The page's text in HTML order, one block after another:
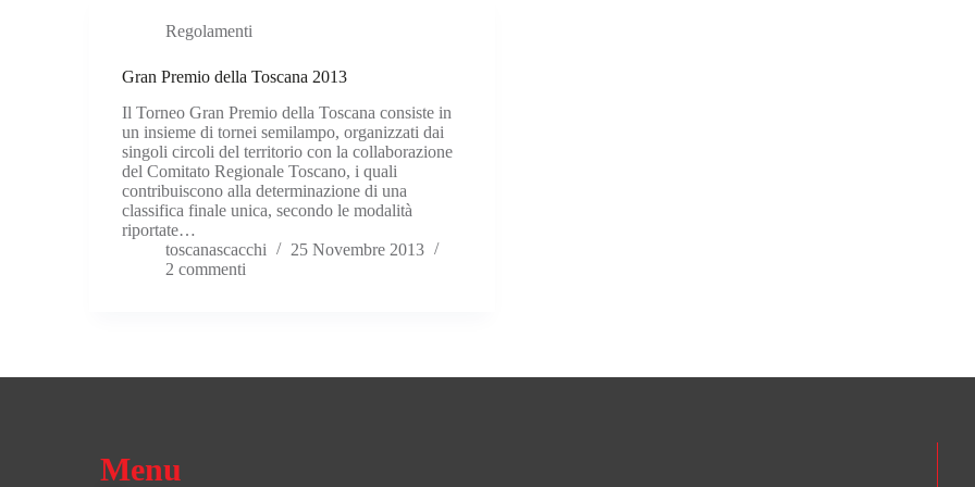
Regolamenti
Gran Premio della Toscana 2013
Il Torneo Gran Premio della Toscana consiste in
un insieme di tornei semilampo, organizzati dai
singoli circoli del territorio con la collaborazione
del Comitato Regionale Toscano, i quali
contribuiscono alla determinazione di una
classifica finale unica, secondo le modalità
riportate…
toscanascacchi
25 Novembre 2013
2 commenti
Menu